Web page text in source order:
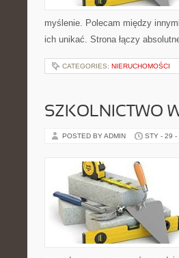
myślenie. Polecam między
ich unikać. Strona łączy
CATEGORIES: NIERUCHOMOŚCI
SZKOLNICTWO
POSTED BY ADMIN STY - 29 -